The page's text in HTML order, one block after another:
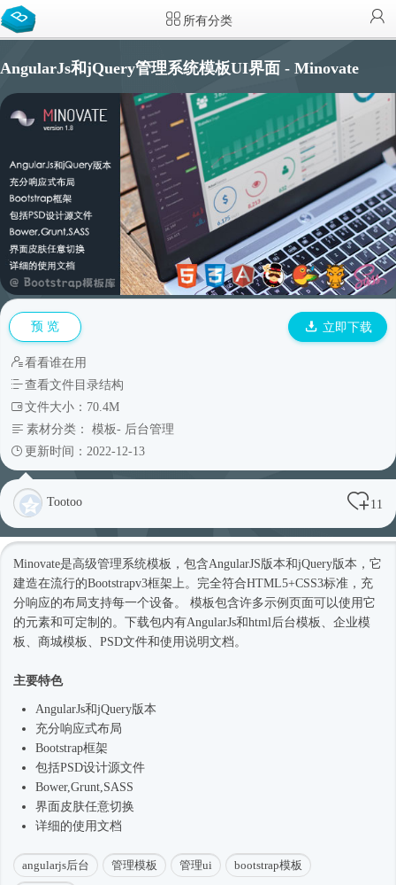
所有分类
AngularJs和jQuery管理系统模板UI界面 - Minovate
预 览 立即下载
看看谁在用
查看文件目录结构
文件大小：70.4M
素材分类： 模板- 后台管理
更新时间：2022-12-13
Tootoo 11
Minovate是高级管理系统模板，包含AngularJS版本和jQuery版本，它
建造在流行的Bootstrapv3框架上。完全符合HTML5+CSS3标准，充
分响应的布局支持每一个设备。 模板包含许多示例页面可以使用它
的元素和可定制的。下载包内有AngularJs和html 后台模板 、企业模
板
、商城模板、PSD文件和使用说明文档。
主要特色
AngularJs和jQuery版本
充分响应式布局
Bootstrap框架
包括PSD设计源文件
Bower,Grunt,SASS
界面皮肤任意切换
详细的使用文档
angularjs后台 管理模板 管理ui bootstrap模板